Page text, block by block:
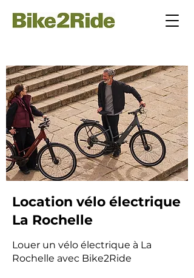
Location vélo électrique
La Rochelle
Louer un vélo électrique à La
Rochelle avec Bike2Ride